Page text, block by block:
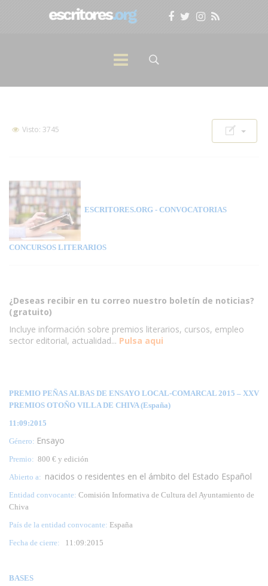
Visto: 3745
ESCRITORES.ORG - CONVOCATORIAS
CONCURSOS LITERARIOS
¿Deseas recibir en tu correo nuestro boletín de noticias?
(gratuito)
Incluye información sobre premios literarios, cursos, empleo
sector editorial, actualidad... Pulsa aqui
PREMIO PEÑAS ALBAS DE ENSAYO LOCAL-COMARCAL 2015 – XXV
PREMIOS OTOÑO VILLA DE CHIVA (España)
11:09:2015
Género: Ensayo
Premio: 800 € y edición
Abierto a: nacidos o residentes en el ámbito del Estado Español
Entidad convocante: Comisión Informativa de Cultura del Ayuntamiento de
Chiva
País de la entidad convocante: España
Fecha de cierre: 11:09:2015
BASES